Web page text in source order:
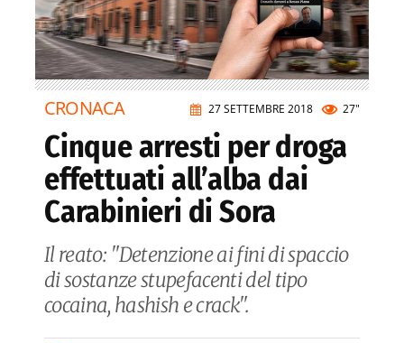
27 SETTEMBRE 2018 27"
CRONACA
Cinque arresti per droga
effettuati all’alba dai
Carabinieri di Sora
Il reato: "Detenzione ai fini di spaccio
di sostanze stupefacenti del tipo
cocaina, hashish e crack".